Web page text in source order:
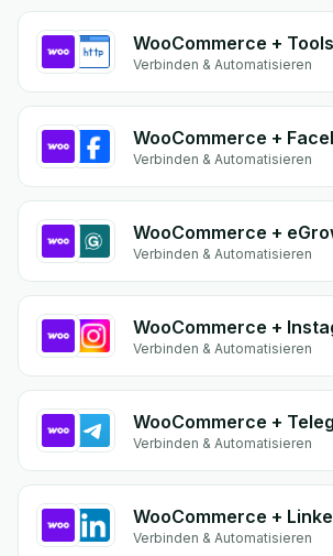
WooCommerce +
Verbinden & Automatisieren
Verbinden & Automatisieren
Verbinden & Automatisieren
Verbinden & Automatisieren
WooCommerce +
Verbinden & Automatisieren
WooCommerce +
Verbinden & Automatisieren